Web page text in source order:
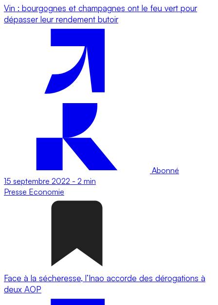
Vin : bourgognes et champagnes ont le feu vert pour
dépasser leur rendement butoir
Abonné
15 septembre 2022 - 2 min
Presse Economie
Face à la sécheresse, l’Inao accorde des dérogations à
deux AOP